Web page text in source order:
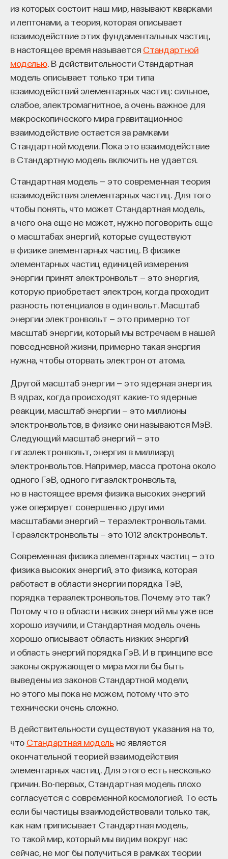
из которых состоит наш мир, называют кварками
и лептонами, а теория, которая описывает
взаимодействие этих фундаментальных частиц,
в настоящее время называется Стандартной
моделью . В действительности Стандартная
модель описывает только три типа
взаимодействий элементарных частиц: сильное,
слабое, электромагнитное, а очень важное для
макроскопического мира гравитационное
взаимодействие остается за рамками
Стандартной модели. Пока это взаимодействие
в Стандартную модель включить не удается.
Стандартная модель — это современная теория
взаимодействия элементарных частиц. Для того
чтобы понять, что может Стандартная модель,
а чего она еще не может, нужно поговорить еще
о масштабах энергий, которые существуют
в физике элементарных частиц. В физике
элементарных частиц единицей измерения
энергии принят электронвольт — это энергия,
которую приобретает электрон, когда проходит
разность потенциалов в один вольт. Масштаб
энергии электронвольт — это примерно тот
масштаб энергии, который мы встречаем в нашей
повседневной жизни, примерно такая энергия
нужна, чтобы оторвать электрон от атома.
Другой масштаб энергии — это ядерная энергия.
В ядрах, когда происходят какие-то ядерные
реакции, масштаб энергии — это миллионы
электронвольтов, в физике они называются МэВ.
Следующий масштаб энергий — это
гигаэлектронвольт, энергия в миллиард
электронвольтов. Например, масса протона около
одного ГэВ, одного гигаэлектронвольта,
но в настоящее время физика высоких энергий
уже оперирует совершенно другими
масштабами энергий — тераэлектронвольтами.
Тераэлектронвольты — это 1012 электронвольт.
Современная физика элементарных частиц — это
физика высоких энергий, это физика, которая
работает в области энергии порядка ТэВ,
порядка тераэлектронвольтов. Почему это так?
Потому что в области низких энергий мы уже все
хорошо изучили, и Стандартная модель очень
хорошо описывает область низких энергий
и область энергий порядка ГэВ. И в принципе все
законы окружающего мира могли бы быть
выведены из законов Стандартной модели,
но этого мы пока не можем, потому что это
технически очень сложно.
В действительности существуют указания на то,
что Стандартная модель не является
окончательной теорией взаимодействия
элементарных частиц. Для этого есть несколько
причин. Во-первых, Стандартная модель плохо
согласуется с современной космологией. То есть
если бы частицы взаимодействовали только так,
как нам приписывает Стандартная модель,
то такой мир, который мы видим вокруг нас
сейчас, не мог бы получиться в рамках теории
больницы № 3.
3/10/2025
НАПИСАТЬ НАМ
НАД МАТЕРИАЛОМ РАБОТАЛИ
Михаил Полуэктов
МГМУ им. И. М. Сеченова
650 публикаций
БЕССОННИЦА ЕСТЕСТВЕННЫЕ НАУКИ
КУРС
Наука сна: как управлять
своим сном
СОХРАНИТЬ КУРС
Внеси свой вклад в дело
просвещения!
ПОДДЕРЖАТЬ ПОСТНАУКУ
всех теплых мест (локальных оптимумов).
Базовые принципы взаимодействий были
извлечены из видео наших экспериментов
с настоящими пчелами, которые мы проводили
в нашей лаборатории. Эти принципы были затем
выражены в виде простого компьютерного
алгоритма, который был заложен в группу
автономных роботов, что позволяло
им совместными усилиями находить такие
оптимумы в их окружении. BEECLUST — наиболее
простой из ныне существующих роевых
алгоритмов, и тем не менее он достаточно
Между роботами должна быть налажена
коммуникация. Разработкой этих компонентов
мы занимаемся в сотрудничестве с нашими
партнерами с технологической стороны. По сути
своей мы — биологическая лаборатория
и работаем вместе с коллегами из инженерных
областей — мехатроники, электроники, сенсорики.
О многороботных организмах
и их эволюции
Для проектов SYMBRION и REPLICATOR было
создано несколько дюжин кубических роботов
(примерно 10×10×10 см), каждый из которых был
автономным роботом, передвигавшимся при
помощи гусениц или винтов. Все элементы имели
шарниры, благодаря которым могли сгибаться,
и четыре стыковочных порта, позволявших
физически соединяться с другими роботами,
равно как и отсоединяться. Благодаря этому
роботы могут формировать группу ячеек,
которые соединяются, чтобы образовать более
сложные "организмы" различных видов и форм.
Для управления этим процессом «эмбриогенеза»
мы разработали программу, называющуюся
«Виртуальный эмбриогенез» (сокращенно ВЭ),
большой вклад в разработку которой внес мой
коллега доктор Рональд Тениус. Эта программа
основана на знаниях об эмбриогенезе животных.
В ВЭ в роботах воплощена модель
биологического эмбриогенеза, в которой
активация генов влечет за собой производство
веществ (морфогенов), распределяющихся
и создающих градиенты концентрации в теле
эмбриона. Впоследствии локальная концентрация
таких морфогенов определяет активацию или
блокировку экспрессии других генов. Эта
система очень сложный каскад взаимодействий
рассматривать как настоящую «программу»,
согласно которой эмбриогенез продвигается.
В ВЭ роботы действуют по такой модели
процессов, «включая» и «выключая» виртуальные
гены в зависимости от локальной концентрации
морфогенов, на которую, в свою очередь, влияет
активация генов. Эти уровни концентрации
виртуальных морфогенов также зависят
от похожего на диффузию процесса